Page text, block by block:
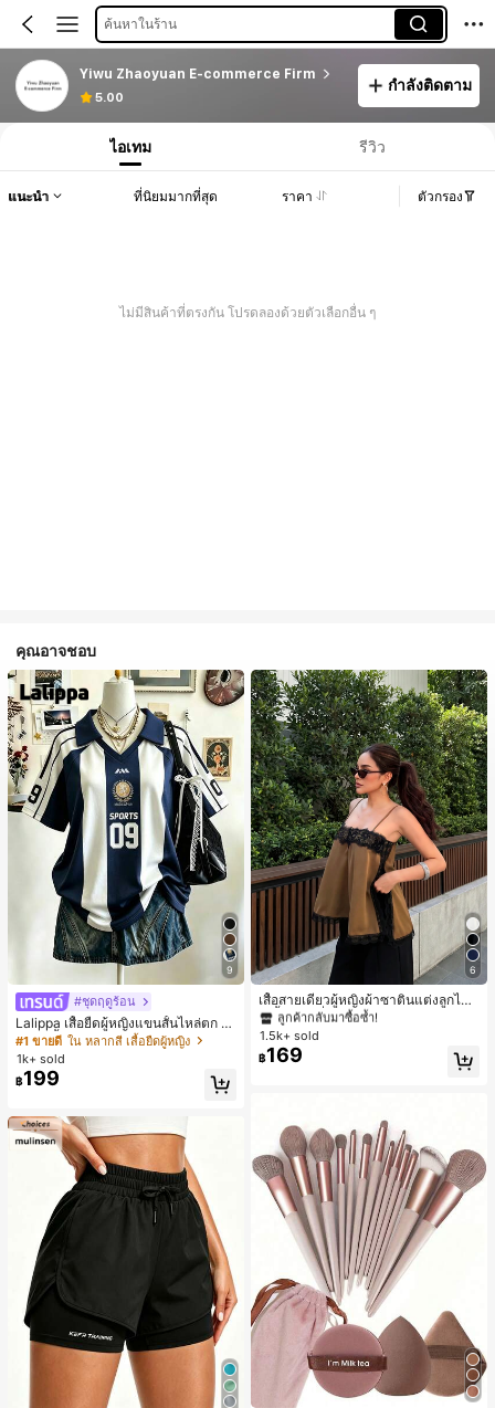
ค้นหาในร้าน
Yiwu Zhaoyuan E-commerce Firm
5.00
กำลังติดตาม
ไอเทม รีวิว
แนะนำ ที่นิยมมากที่สุด ราคา ตัวกรอง
ไม่มีสินค้าที่ตรงกัน โปรดลองด้วยตัวเลือกอื่น ๆ
คุณอาจชอบ
9
#ชุดฤดูร้อน
Lalippa เสื้อยืดผู้หญิงแขนสั้นไหล่ตก ค
อวีปกเสื้อ ลายพิมพ์ดิจิทัลลายทาง สไตล์
สปอร์ตแฟชั่นมินิมอล ของขวัญสำหรับเ
พื่อน
#1 ขายดี ใน หลากสี เสื้อยืดผู้หญิง
1k+ sold
฿199
6
เสื้อสายเดี่ยวผู้หญิงผ้าซาตินแต่งลูกไม้
- เสื้อสายเดี่ยวฤดูร้อนสีคากีมีรอยผ่าด้า
นข้างที่น่าดึงดูดแบบสบายๆ
ลูกค้ากลับมาซื้อซ้ำ!
#1 ขายดี
ลูกค้ากลับมาซื้อซ้ำ!
#1 ขายดี
ลูกค้ากลับมาซื้อซ้ำ!
#1 ขายดี
ลูกค้ากลับมาซื้อซ้ำ!
1.5k+ sold
฿169